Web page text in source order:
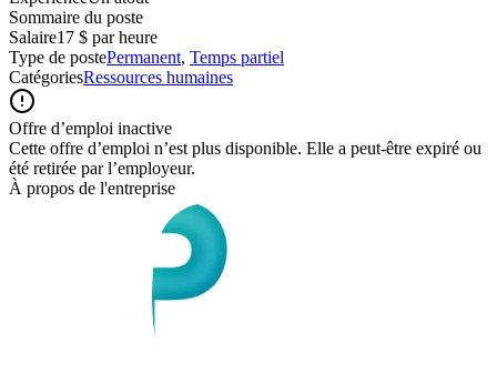
Sommaire du poste
Salaire17 $ par heure
Type de postePermanent, Temps partiel
CatégoriesRessources humaines
Offre d’emploi inactive
Cette offre d’emploi n’est plus disponible. Elle a peut-être expiré ou
été retirée par l’employeur.
À propos de l'entreprise